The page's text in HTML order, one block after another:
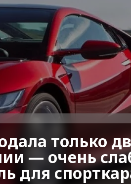
только
— очень
для